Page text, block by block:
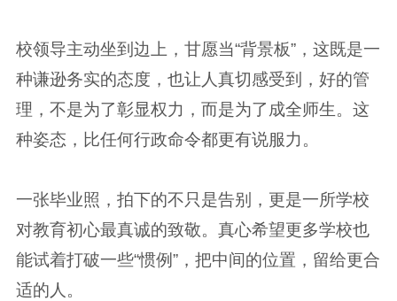
校领导主动坐到边上，甘愿当“背景板”，这既是一
种谦逊务实的态度，也让人真切感受到，好的管
理，不是为了彰显权力，而是为了成全师生。这
种姿态，比任何行政命令都更有说服力。
一张毕业照，拍下的不只是告别，更是一所学校
对教育初心最真诚的致敬。真心希望更多学校也
能试着打破一些“惯例”，把中间的位置，留给更合
适的人。